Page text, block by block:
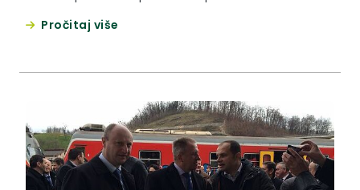
Pročitaj više